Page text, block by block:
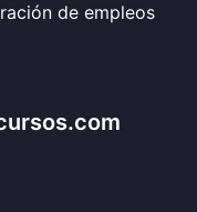
de empleos